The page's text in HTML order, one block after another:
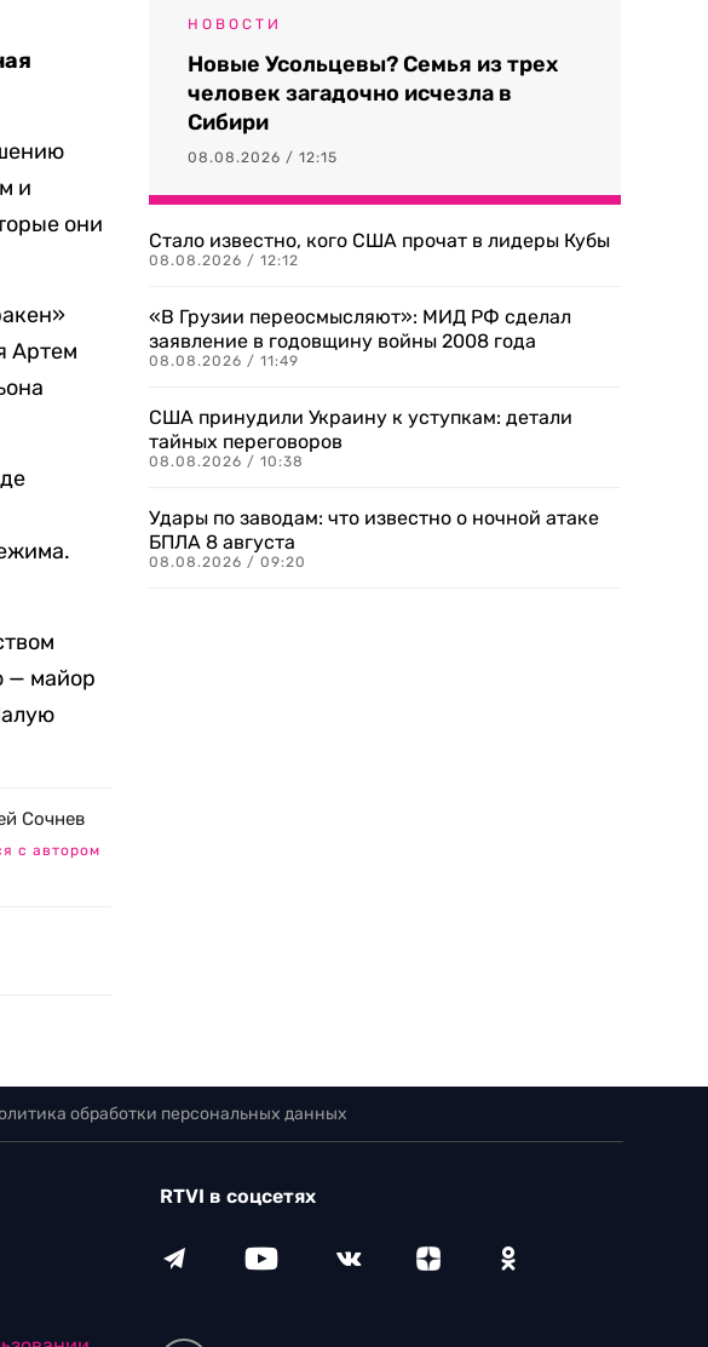
и
они
Артем
— майор
Сочнев
с автором
НОВОСТИ
Новые Усольцевы? Семья из трех
человек загадочно исчезла в
Сибири
08.08.2026 / 12:15
Стало известно, кого США прочат в лидеры Кубы
08.08.2026 / 12:12
«В Грузии переосмысляют»: МИД РФ сделал
заявление в годовщину войны 2008 года
08.08.2026 / 11:49
США принудили Украину к уступкам: детали
тайных переговоров
08.08.2026 / 10:38
Удары по заводам: что известно о ночной атаке
БПЛА 8 августа
08.08.2026 / 09:20
обработки персональных данных
RTVI в соцсетях